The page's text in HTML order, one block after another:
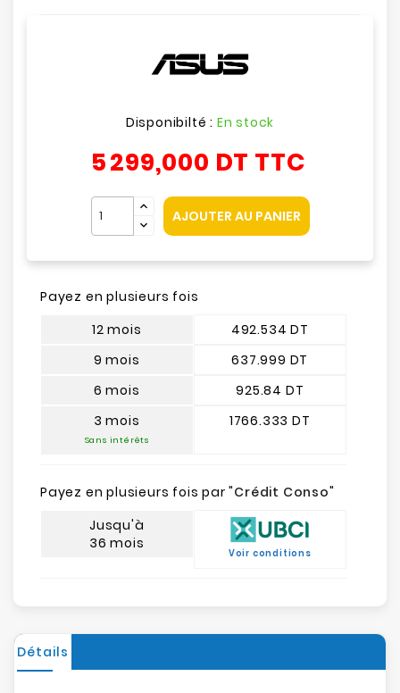
Disponibilté : En stock
5 299,000 DT TTC
AJOUTER AU PANIER
Payez en plusieurs fois
12 mois
9 mois
6 mois
3 mois
Sans intérêts
492.534 DT
637.999 DT
925.84 DT
1766.333 DT
Payez en plusieurs fois par "Crédit Conso"
Jusqu'à
36 mois
Voir conditions
Détails